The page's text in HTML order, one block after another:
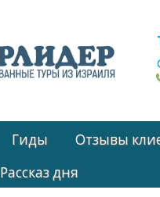
Гиды Отзывы
Рассказ дня